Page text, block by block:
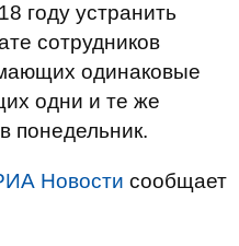
году устранить
сотрудников
одинаковые
одни и те же
понедельник.
Новости сообщает